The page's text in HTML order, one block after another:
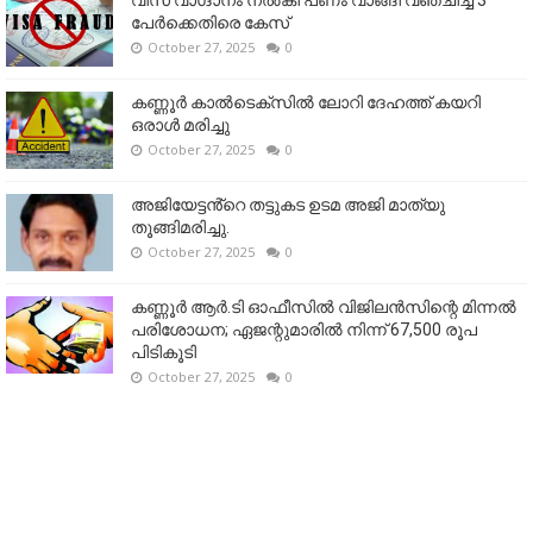
പേർക്കെതിരെ കേസ്
October 27, 2025 0
കണ്ണൂര്‍ കാല്‍ടെക്‌സില്‍ ലോറി ദേഹത്ത് കയറി
ഒരാള്‍ മരിച്ചു
October 27, 2025 0
അജിയേട്ടൻ്റെ തട്ടുകട ഉടമ അജി മാത്യു
തൂങ്ങിമരിച്ചു.
October 27, 2025 0
കണ്ണൂര്‍ ആര്‍.ടി ഓഫീസില്‍ വിജിലൻസിന്റെ മിന്നല്‍
പരിശോധന; ഏജന്റുമാരില്‍ നിന്ന് 67,500 രൂപ
പിടികൂടി
October 27, 2025 0